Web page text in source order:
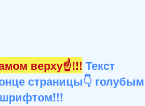
верху☝!!! Текст
страницы👇 голубым
шрифтом!!!